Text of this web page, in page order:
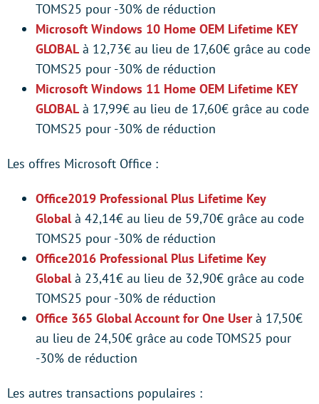
TOMS25 pour -30% de réduction
Microsoft Windows 10 Home OEM Lifetime KEY
GLOBAL à 12,73€ au lieu de 17,60€ grâce au code
TOMS25 pour -30% de réduction
Microsoft Windows 11 Home OEM Lifetime KEY
GLOBAL à 17,99€ au lieu de 17,60€ grâce au code
TOMS25 pour -30% de réduction
Les offres Microsoft Office :
Office2019 Professional Plus Lifetime Key
Globalà 42,14€ au lieu de 59,70€ grâce au code
TOMS25 pour -30% de réduction
Office2016 Professional Plus Lifetime Key
Globalà 23,41€ au lieu de 32,90€ grâce au code
TOMS25 pour -30% de réduction
Office 365 Global Account for One Userà 17,50€
au lieu de 24,50€ grâce au code TOMS25 pour
-30% de réduction
Les autres transactions populaires :